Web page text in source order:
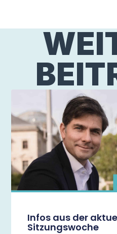
Infos aus der
Sitzungswoche